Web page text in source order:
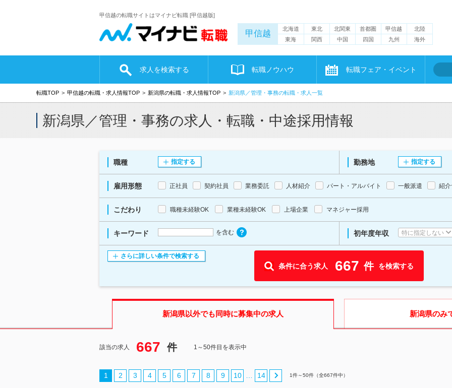
甲信越の転職サイトはマイナビ転職 [甲信越版]
甲信越 北海道 東北 北関東 首都圏 甲信越
北陸
東海
関西 中国 四国 九州 海外
求人を検索する 転職ノウハウ 転職フェア・イベント
転職TOP 甲信越の転職・求人情報TOP 新潟県の転職・求人情報TOP 新潟県／管理・事務の転職・求人一覧
新潟県／管理・事務の求人・転職・中途採用情報
職種 指定する 勤務地 指定する
雇用形態 正社員 契約社員 業務委託 人材紹介 パート・アルバイト 一般派遣 紹
こだわり 職種未経験OK 業種未経験OK 上場企業 マネジャー採用
キーワード を含む 初年度年収 特に指定しない
さらに詳しい条件で検索する
条件に合う求人 667 件 を検索する
新潟県以外でも同時に募集中の求人 新潟県のみ
該当の求人 667 件 1～50件目を表示中
1 2 3 4 5 6 7 8 9 10 … 14 1件～50件（全667件中）